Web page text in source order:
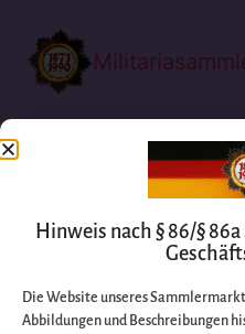
Hinweis nach § 86/§
Die Website unseres
Abbildungen und Beschreibungen